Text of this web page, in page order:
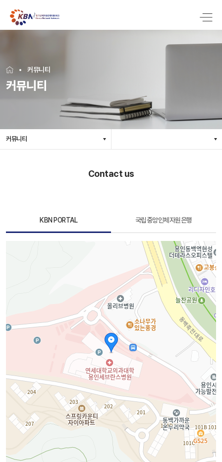
커뮤니티
커뮤니티
커뮤니티
Contact us
KBN PORTAL 국립중앙인체자원은행